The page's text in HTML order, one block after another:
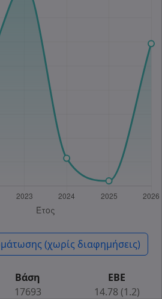
(χωρίς διαφημήσεις)
Βάση
ΕΒΕ
17693
14.78 (1.2)